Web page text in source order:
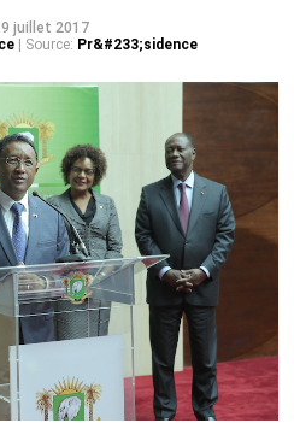
juillet 2017
| Source: Pr&#233;sidence